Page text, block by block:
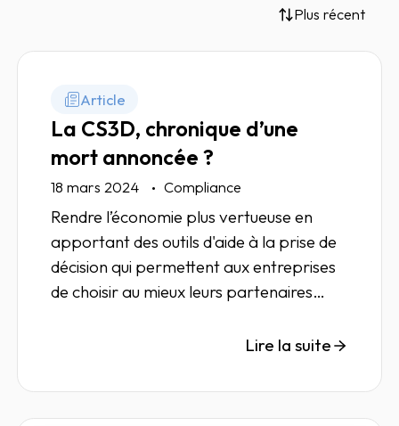
Plus récent
Article
La CS3D, chronique d’une
mort annoncée ?
18 mars 2024 Compliance
Rendre l’économie plus vertueuse en
apportant des outils d'aide à la prise de
décision qui permettent aux entreprises
de choisir au mieux leurs partenaires
Lire la suite